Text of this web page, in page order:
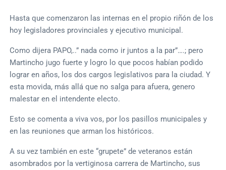
Hasta que comenzaron las internas en el propio riñón de los
hoy legisladores provinciales y ejecutivo municipal.
Como dijera PAPO,..” nada como ir juntos a la par”….; pero
Martincho jugo fuerte y logro lo que pocos habían podido
lograr en años, los dos cargos legislativos para la ciudad. Y
esta movida, más allá que no salga para afuera, genero
malestar en el intendente electo.
Esto se comenta a viva vos, por los pasillos municipales y
en las reuniones que arman los históricos.
A su vez también en este “grupete” de veteranos están
asombrados por la vertiginosa carrera de Martincho, sus